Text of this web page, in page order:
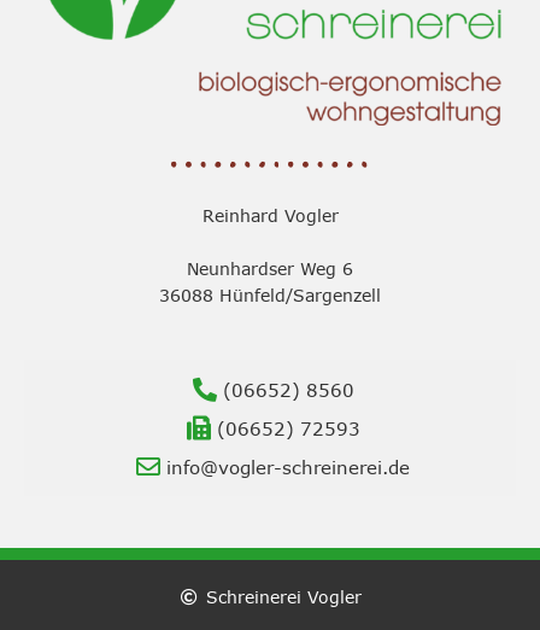
Reinhard Vogler
Neunhardser Weg 6
36088 Hünfeld/Sargenzell
(06652) 8560
(06652) 72593
info@vogler-schreinerei.de
Schreinerei Vogler